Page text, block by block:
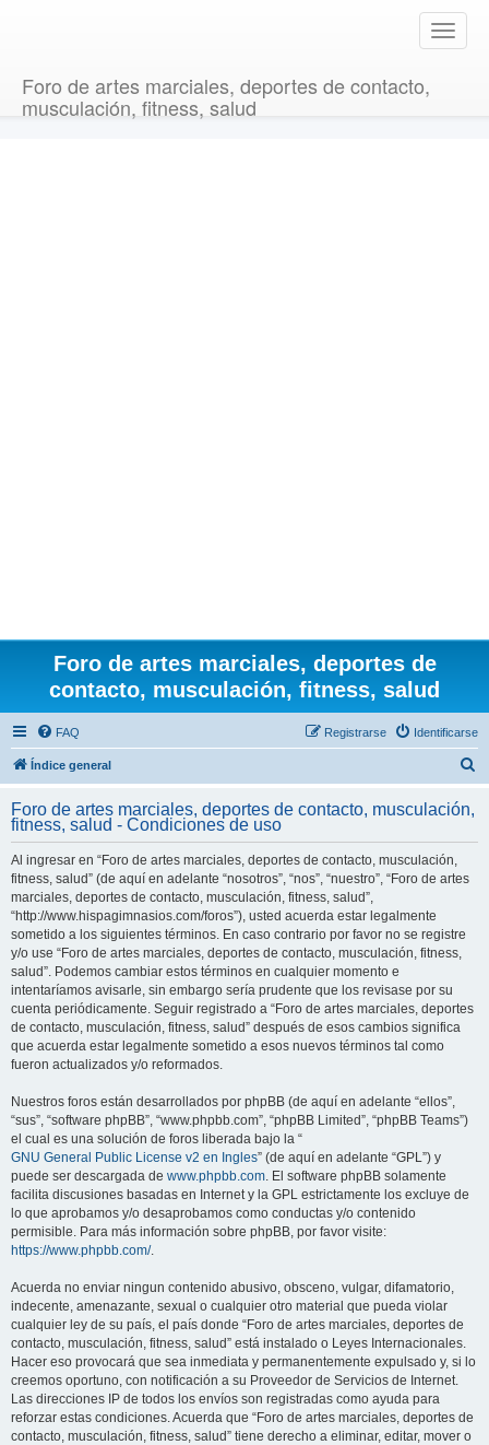
T
o
Foro de artes marciales, deportes de contacto,
musculación, fitness, salud
Foro de artes marciales, deportes de
contacto, musculación, fitness, salud
FAQ Identificarse
Registrarse
Índice general
c
Foro de artes marciales, deportes de contacto, musculación,
fitness, salud - Condiciones de uso
Al ingresar en “Foro de artes marciales, deportes de contacto, musculación,
fitness, salud” (de aquí en adelante “nosotros”, “nos”, “nuestro”, “Foro de artes
marciales, deportes de contacto, musculación, fitness, salud”,
“http://www.hispagimnasios.com/foros”), usted acuerda estar legalmente
sometido a los siguientes términos. En caso contrario por favor no se registre
y/o use “Foro de artes marciales, deportes de contacto, musculación, fitness,
salud”. Podemos cambiar estos términos en cualquier momento e
intentaríamos avisarle, sin embargo sería prudente que los revisase por su
cuenta periódicamente. Seguir registrado a “Foro de artes marciales, deportes
de contacto, musculación, fitness, salud” después de esos cambios significa
que acuerda estar legalmente sometido a esos nuevos términos tal como
fueron actualizados y/o reformados.
Nuestros foros están desarrollados por phpBB (de aquí en adelante “ellos”,
“sus”, “software phpBB”, “www.phpbb.com”, “phpBB Limited”, “phpBB Teams”)
el cual es una solución de foros liberada bajo la “
GNU General Public License v2 en Ingles” (de aquí en adelante “GPL”) y
puede ser descargada de www.phpbb.com. El software phpBB solamente
facilita discusiones basadas en Internet y la GPL estrictamente los excluye de
lo que aprobamos y/o desaprobamos como conductas y/o contenido
permisible. Para más información sobre phpBB, por favor visite:
https://www.phpbb.com/.
Acuerda no enviar ningun contenido abusivo, obsceno, vulgar, difamatorio,
indecente, amenazante, sexual o cualquier otro material que pueda violar
cualquier ley de su país, el país donde “Foro de artes marciales, deportes de
contacto, musculación, fitness, salud” está instalado o Leyes Internacionales.
Hacer eso provocará que sea inmediata y permanentemente expulsado y, si lo
creemos oportuno, con notificación a su Proveedor de Servicios de Internet.
Las direcciones IP de todos los envíos son registradas como ayuda para
reforzar estas condiciones. Acuerda que “Foro de artes marciales, deportes de
contacto, musculación, fitness, salud” tiene derecho a eliminar, editar, mover o